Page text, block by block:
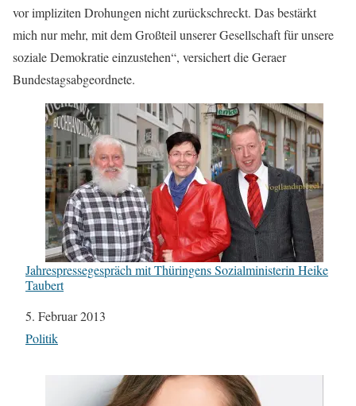
vor impliziten Drohungen nicht zurückschreckt. Das bestärkt
mich nur mehr, mit dem Großteil unserer Gesellschaft für unsere
soziale Demokratie einzustehen“, versichert die Geraer
Bundestagsabgeordnete.
Jahrespressegespräch mit Thüringens Sozialministerin Heike
Taubert
Datum
5. Februar 2013
In Bezug auf
Politik